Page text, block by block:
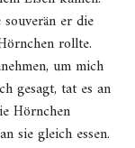
er die
rollte.
um mich
gesagt, tat es an
Hörnchen
sie gleich essen.